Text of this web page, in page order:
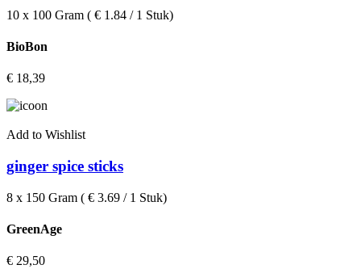
10 x 100 Gram ( € 1.84 / 1 Stuk)
BioBon
€ 18,39
Add to Wishlist
ginger spice sticks
8 x 150 Gram ( € 3.69 / 1 Stuk)
GreenAge
€ 29,50